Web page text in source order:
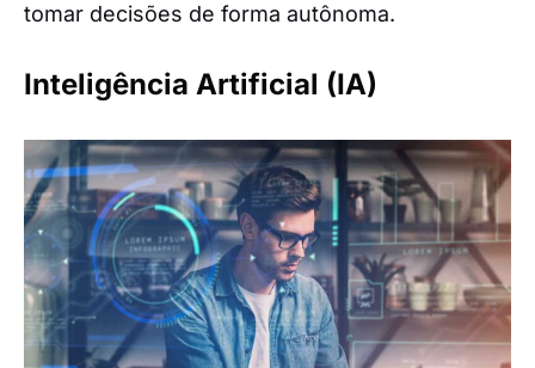
tomar decisões de forma autônoma.
Inteligência Artificial (IA)